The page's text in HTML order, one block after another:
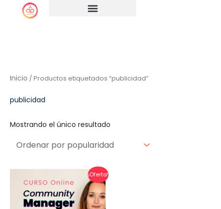
Inicio / Productos etiquetados “publicidad”
publicidad
Mostrando el único resultado
¡Oferta!
El
precio
original
era:
$99.000 Pesos Argentinos.
El
precio
actual
es:
$54.999 Pesos Argentinos.